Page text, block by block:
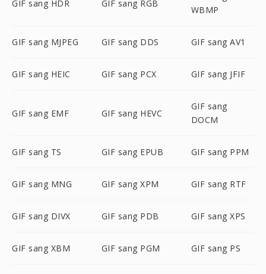
GIF sang HDR GIF sang RGB
WBMP
GIF sang MJPEG GIF sang DDS GIF sang AV1
GIF sang HEIC GIF sang PCX GIF sang JFIF
GIF sang EMF GIF sang HEVC
GIF sang
DOCM
GIF sang TS GIF sang EPUB GIF sang PPM
GIF sang MNG GIF sang XPM GIF sang RTF
GIF sang DIVX GIF sang PDB GIF sang XPS
GIF sang XBM GIF sang PGM GIF sang PS